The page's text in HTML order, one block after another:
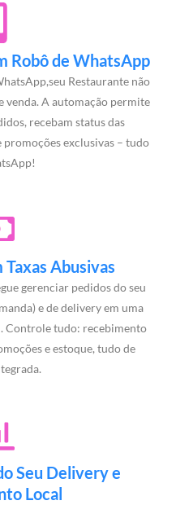
Robô de WhatsApp
Restaurante não
venda. A automação permite
recebam status das
exclusivas – tudo
Taxas Abusivas
gerenciar pedidos do seu
e de delivery em uma
Controle tudo: recebimento
e estoque, tudo de
Seu Delivery e
Local